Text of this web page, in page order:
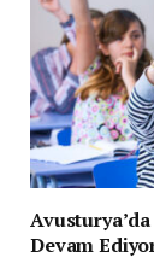
Devam